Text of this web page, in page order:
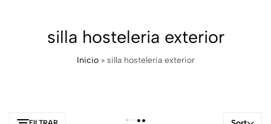
silla hosteleria exterior
Inicio» silla hosteleria exterior